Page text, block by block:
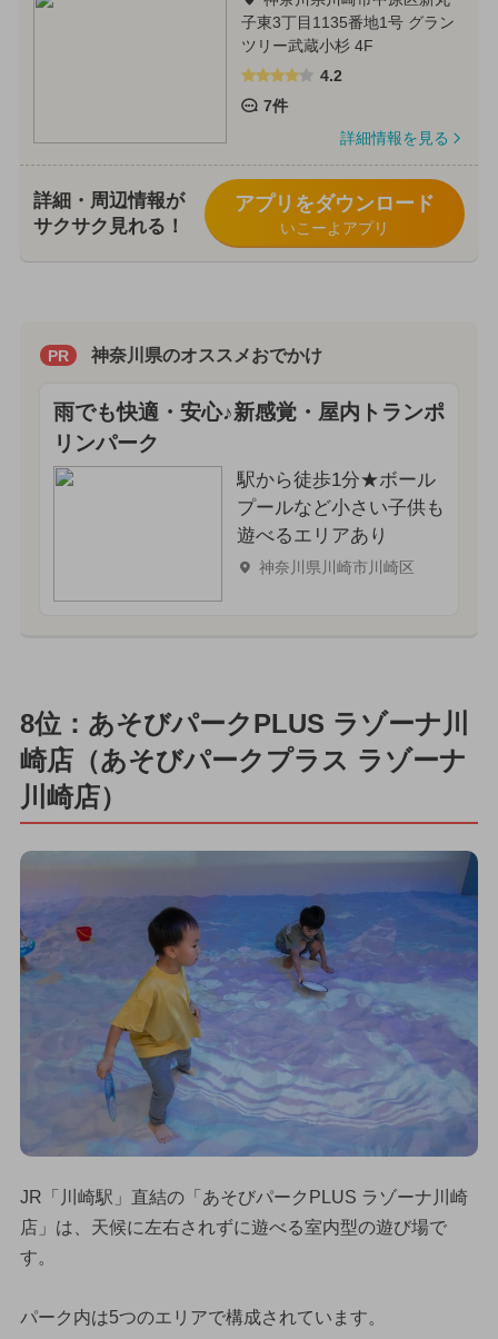
子東3丁目1135番地1号 グラン
ツリー武蔵小杉 4F
4.2
7件
詳細情報を見る
詳細・周辺情報が
サクサク見れる！
アプリをダウンロード
いこーよアプリ
PR 神奈川県のオススメおでかけ
雨でも快適・安心♪新感覚・屋内トランポ
リンパーク
駅から徒歩1分★ボール
プールなど小さい子供も
遊べるエリアあり
神奈川県川崎市川崎区
8位：あそびパークPLUS ラゾーナ川
崎店（あそびパークプラス ラゾーナ
川崎店）
JR「川崎駅」直結の「あそびパークPLUS ラゾーナ川崎
店」は、天候に左右されずに遊べる室内型の遊び場で
す。
パーク内は5つのエリアで構成されています。